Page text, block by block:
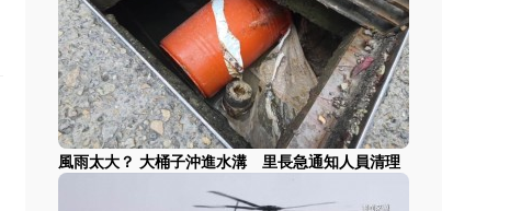
風雨太大？ 大桶子沖進水溝 里長急通知人員清理